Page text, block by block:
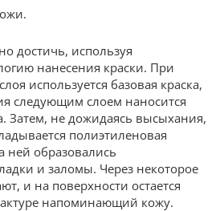
достичь, используя
нанесения краски. При
используется базовая краска,
следующим слоем наносится
Затем, не дожидаясь высыхания,
полиэтиленовая
ней образовались
и заломы. Через некоторое
и на поверхности остается
напоминающий кожу.